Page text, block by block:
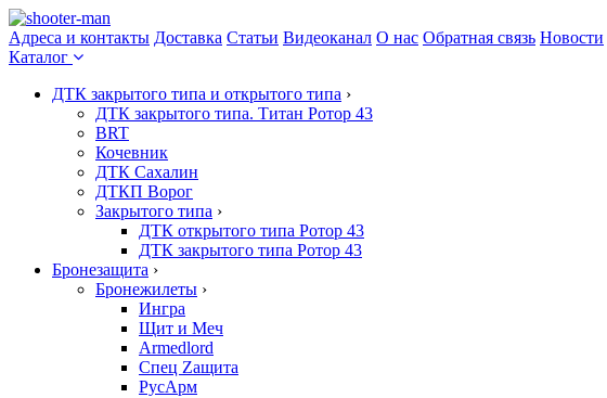
Адреса и контакты Доставка Статьи Видеоканал О нас Обратная связь Новости
Каталог
ДТК закрытого типа и открытого типа ›
ДТК закрытого типа. Титан Ротор 43
BRT
Кочевник
ДТК Сахалин
ДТКП Ворог
Закрытого типа ›
ДТК открытого типа Ротор 43
ДТК закрытого типа Ротор 43
Бронезащита ›
Бронежилеты ›
Ингра
Щит и Меч
Armedlord
Спец Zащита
РусАрм